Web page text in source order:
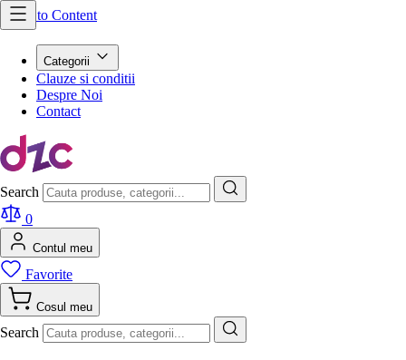
Skip to Content
Categorii
Clauze si conditii
Despre Noi
Contact
Search
0
Contul meu
Favorite
Cosul meu
Search